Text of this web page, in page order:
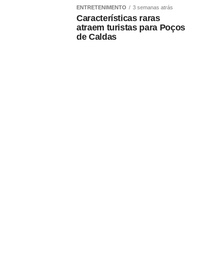
ENTRETENIMENTO 3 semanas atrás
Características raras
atraem turistas para Poços
de Caldas